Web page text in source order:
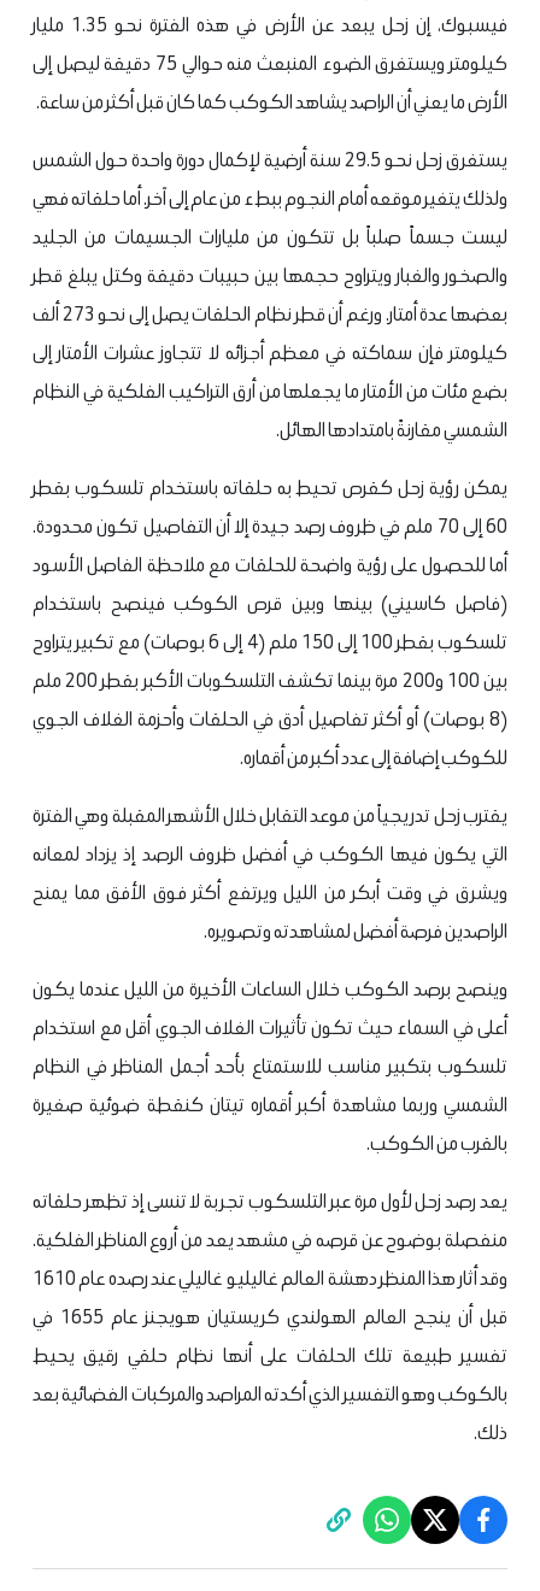
فيسبوك، إن زحل يبعد عن الأرض في هذه الفترة نحو 1.35 مليار
كيلومتر ويستغرق الضوء المنبعث منه حوالي 75 دقيقة ليصل إلى
الأرض ما يعني أن الراصد يشاهد الكوكب كما كان قبل أكثر من ساعة.
يستغرق زحل نحو 29.5 سنة أرضية لإكمال دورة واحدة حول الشمس
ولذلك يتغير موقعه أمام النجوم ببطء من عام إلى آخر. أما حلقاته فهي
ليست جسماً صلباً بل تتكون من مليارات الجسيمات من الجليد
والصخور والغبار ويتراوح حجمها بين حبيبات دقيقة وكتل يبلغ قطر
بعضها عدة أمتار. ورغم أن قطر نظام الحلقات يصل إلى نحو 273 ألف
كيلومتر فإن سماكته في معظم أجزائه لا تتجاوز عشرات الأمتار إلى
بضع مئات من الأمتار ما يجعلها من أرق التراكيب الفلكية في النظام
الشمسي مقارنةً بامتدادها الهائل.
يمكن رؤية زحل كقرص تحيط به حلقاته باستخدام تلسكوب بقطر
60 إلى 70 ملم في ظروف رصد جيدة إلا أن التفاصيل تكون محدودة.
أما للحصول على رؤية واضحة للحلقات مع ملاحظة الفاصل الأسود
(فاصل كاسيني) بينها وبين قرص الكوكب فينصح باستخدام
تلسكوب بقطر 100 إلى 150 ملم (4 إلى 6 بوصات) مع تكبير يتراوح
بين 100 و200 مرة بينما تكشف التلسكوبات الأكبر بقطر 200 ملم
(8 بوصات) أو أكثر تفاصيل أدق في الحلقات وأحزمة الغلاف الجوي
للكوكب إضافة إلى عدد أكبر من أقماره.
يقترب زحل تدريجياً من موعد التقابل خلال الأشهر المقبلة وهي الفترة
التي يكون فيها الكوكب في أفضل ظروف الرصد إذ يزداد لمعانه
ويشرق في وقت أبكر من الليل ويرتفع أكثر فوق الأفق مما يمنح
الراصدين فرصة أفضل لمشاهدته وتصويره.
وينصح برصد الكوكب خلال الساعات الأخيرة من الليل عندما يكون
أعلى في السماء حيث تكون تأثيرات الغلاف الجوي أقل مع استخدام
تلسكوب بتكبير مناسب للاستمتاع بأحد أجمل المناظر في النظام
الشمسي وربما مشاهدة أكبر أقماره تيتان كنقطة ضوئية صغيرة
بالقرب من الكوكب.
يعد رصد زحل لأول مرة عبر التلسكوب تجربة لا تنسى إذ تظهر حلقاته
منفصلة بوضوح عن قرصه في مشهد يعد من أروع المناظر الفلكية.
وقد أثار هذا المنظر دهشة العالم غاليليو غاليلي عند رصده عام 1610
قبل أن ينجح العالم الهولندي كريستيان هويجنز عام 1655 في
تفسير طبيعة تلك الحلقات على أنها نظام حلقي رقيق يحيط
بالكوكب وهو التفسير الذي أكدته المراصد والمركبات الفضائية بعد
ذلك.